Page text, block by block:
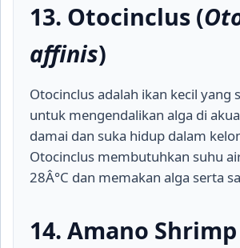
13. Otocinclus (
affinis)
Otocinclus adalah ikan kecil yang
untuk mengendalikan alga di
damai dan suka hidup dalam
Otocinclus membutuhkan suhu
28Â°C dan memakan alga serta
14. Amano Shrimp